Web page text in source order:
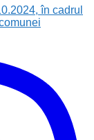
în cadrul